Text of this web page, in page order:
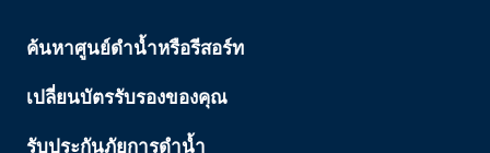
PADI
ค้นหาศูนย์ดำน้ำหรือรีสอร์ท
เปลี่ยนบัตรรับรองของคุณ
รับประกันภัยการดำน้ำ